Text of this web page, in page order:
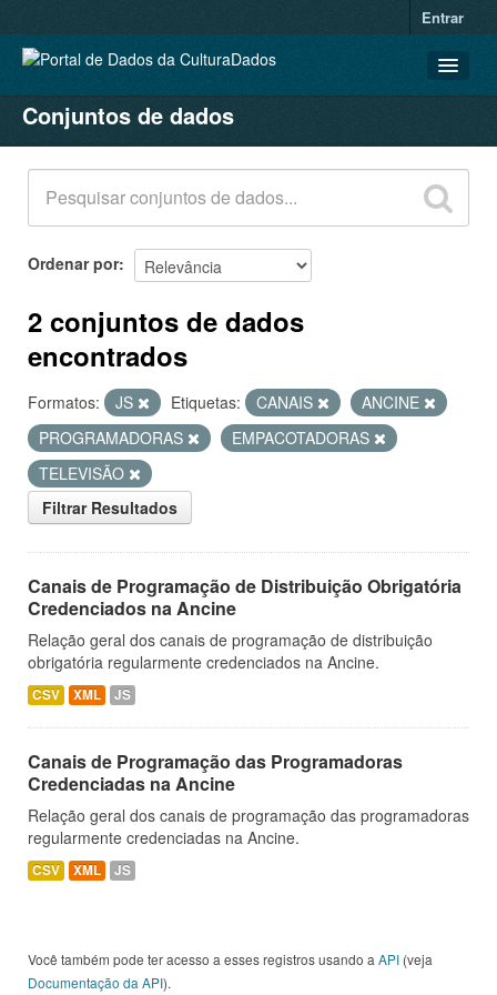
Entrar
CONJUNTOS DE DADOS
ORGANIZAÇÕES
GRUPOS
SOBRE
Conjuntos de dados
Ordenar por
2 conjuntos de dados
encontrados
Formatos: JS Etiquetas: CANAIS
ANCINE
PROGRAMADORAS
EMPACOTADORAS
TELEVISÃO
Filtrar Resultados
Canais de Programação de Distribuição Obrigatória
Credenciados na Ancine
Relação geral dos canais de programação de distribuição
obrigatória regularmente credenciados na Ancine.
CSV XML JS
Canais de Programação das Programadoras
Credenciadas na Ancine
Relação geral dos canais de programação das programadoras
regularmente credenciadas na Ancine.
CSV XML JS
Você também pode ter acesso a esses registros usando a API (veja
Documentação da API).